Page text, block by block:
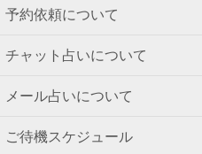
予約依頼について
チャット占いについて
メール占いについて
ご待機スケジュール